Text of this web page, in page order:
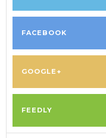
FACEBOOK
GOOGLE+
FEEDLY